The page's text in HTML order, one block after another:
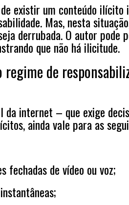
existir um conteúdo ilícito
Mas, nesta
derrubada. O autor pode
que não há ilicitude.
regime de
internet – que exige
ainda vale para as
fechadas de vídeo ou voz;